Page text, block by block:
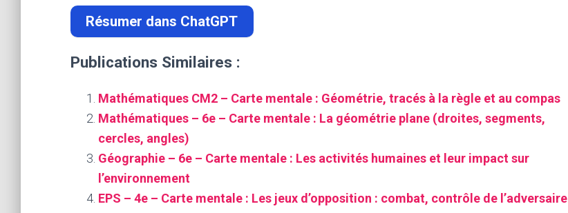
Résumer dans ChatGPT
Publications Similaires :
Mathématiques CM2 – Carte mentale : Géométrie, tracés à la règle et au compas
Mathématiques – 6e – Carte mentale : La géométrie plane (droites, segments,
cercles, angles)
Géographie – 6e – Carte mentale : Les activités humaines et leur impact sur
l’environnement
EPS – 4e – Carte mentale : Les jeux d’opposition : combat, contrôle de l’adversaire